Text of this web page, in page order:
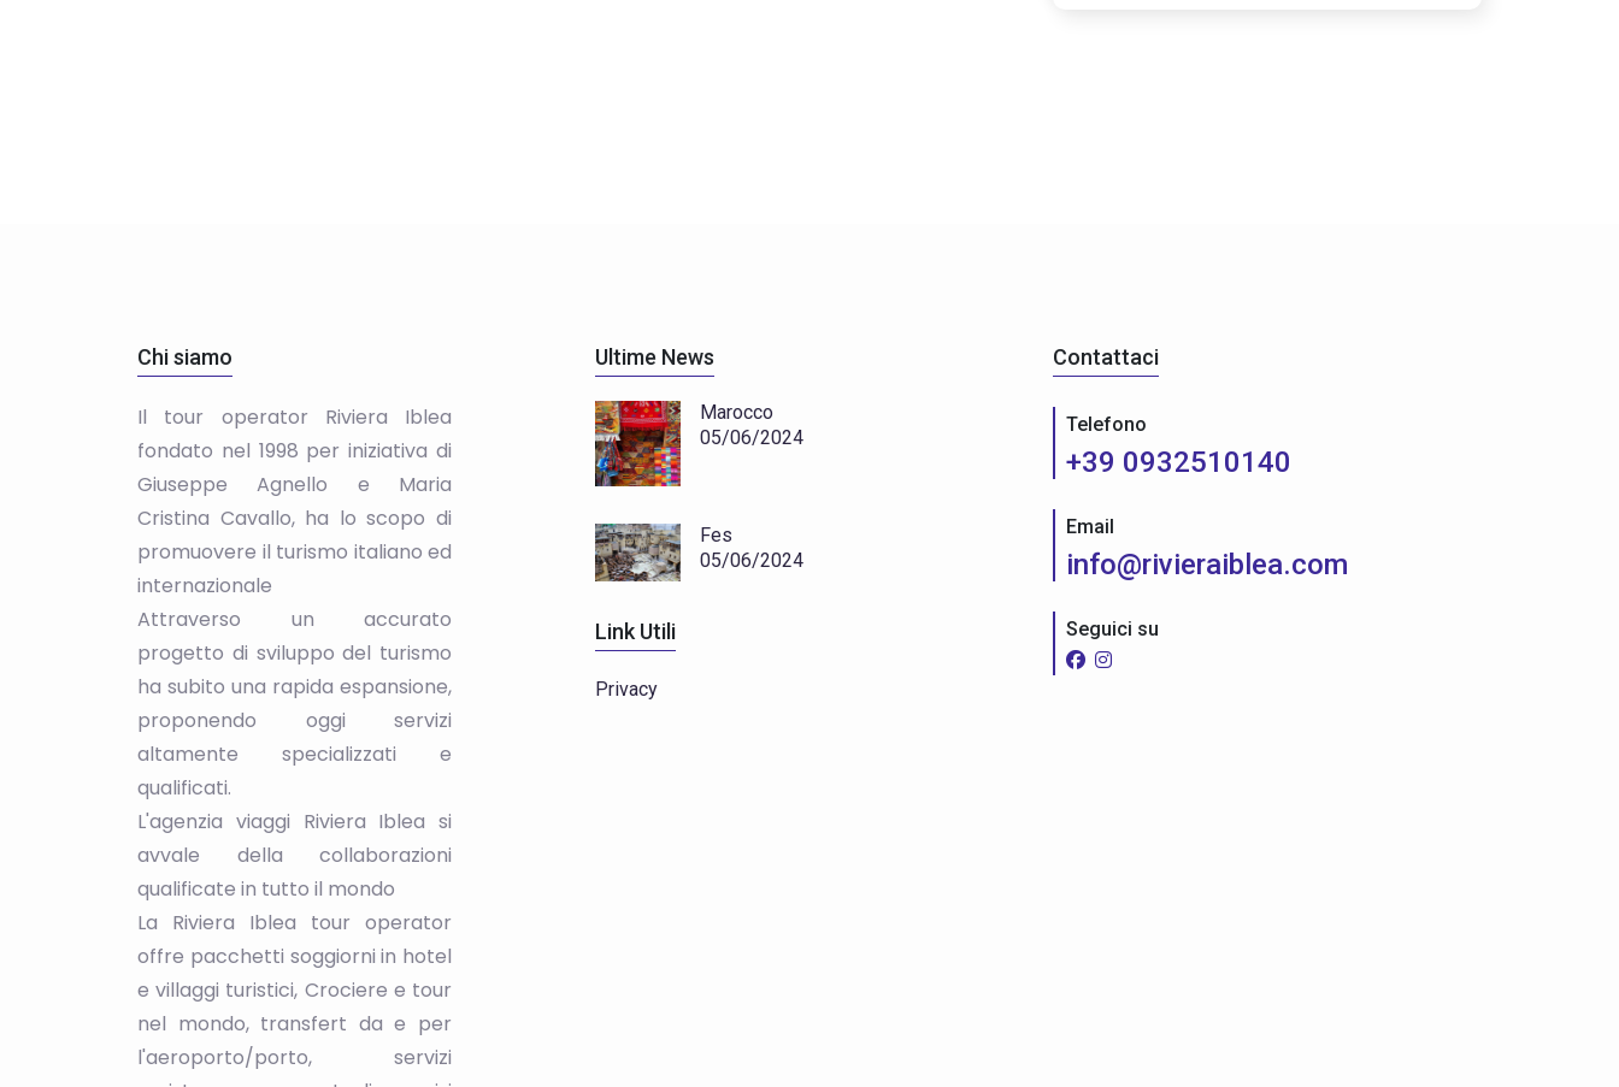
Chi siamo
Il tour operator Riviera Iblea
fondato nel 1998 per iniziativa di
Giuseppe Agnello e Maria
Cristina Cavallo, ha lo scopo di
promuovere il turismo italiano ed
internazionale
Attraverso un accurato
progetto di sviluppo del turismo
ha subito una rapida espansione,
proponendo oggi servizi
altamente specializzati e
qualificati.
L'agenzia viaggi Riviera Iblea si
avvale della collaborazioni
qualificate in tutto il mondo
La Riviera Iblea tour operator
offre pacchetti soggiorni in hotel
e villaggi turistici, Crociere e tour
nel mondo, transfert da e per
l'aeroporto/porto, servizi
Ultime News
Marocco
05/06/2024
Fes
05/06/2024
Link Utili
Privacy
Contattaci
Telefono
+39 0932510140
Email
info@rivieraiblea.com
Seguici su